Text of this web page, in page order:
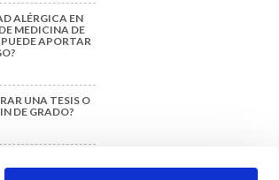
ALÉRGICA EN
MEDICINA DE
APORTAR
UNA TESIS O
DE GRADO?